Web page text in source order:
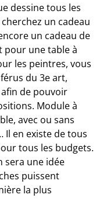
dessine tous les
un cadeau
un cadeau de
pour une table à
les peintres, vous
du 3e art,
de pouvoir
Module à
avec ou sans
Il en existe de tous
tous les budgets.
sera une idée
puissent
la plus